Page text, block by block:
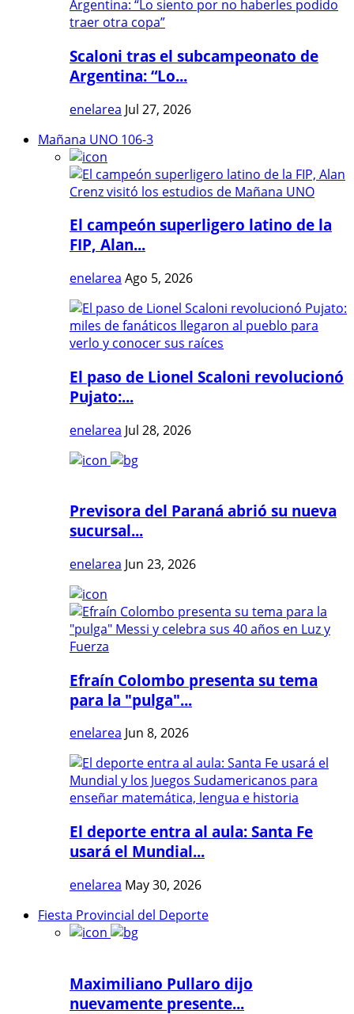
Scaloni tras el subcampeonato de
Argentina: “Lo...
enelarea Jul 27, 2026
Mañana UNO 106-3
El campeón superligero latino de la
FIP, Alan...
enelarea Ago 5, 2026
El paso de Lionel Scaloni revolucionó
Pujato:...
enelarea Jul 28, 2026
Previsora del Paraná abrió su nueva
sucursal...
enelarea Jun 23, 2026
Efraín Colombo presenta su tema
para la "pulga"...
enelarea Jun 8, 2026
El deporte entra al aula: Santa Fe
usará el Mundial...
enelarea May 30, 2026
Fiesta Provincial del Deporte
Maximiliano Pullaro dijo
nuevamente presente...